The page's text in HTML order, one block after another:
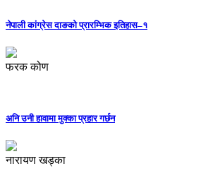
नेपाली कांग्रेस दाङको प्रारम्भिक इतिहास–१
फरक कोण
अनि उनी हावामा मुक्का प्रहार गर्छन
नारायण खड्का